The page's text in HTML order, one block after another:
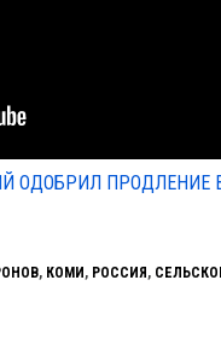
ОДОБРИЛ ПРОДЛЕНИЕ
, КОМИ , РОССИЯ ,